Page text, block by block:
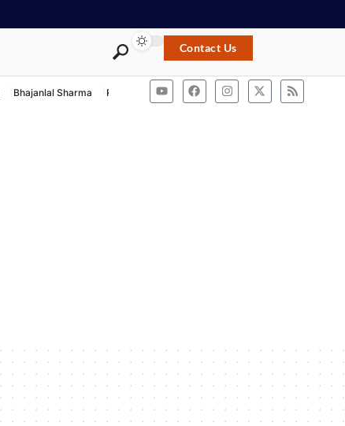
Contact Us
Bhajanlal Sharma Rashtriya Swayamsevak Sangh ACB Rajasthan